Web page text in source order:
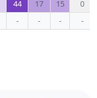
44 17 15
0
- - - -